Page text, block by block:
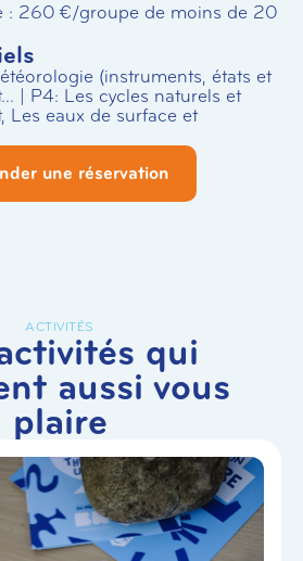
: 260 €/groupe de moins de 20
(instruments, états et
| P4: Les cycles naturels et
Les eaux de surface et
une réservation
ACTIVITÉS
qui
aussi vous
plaire